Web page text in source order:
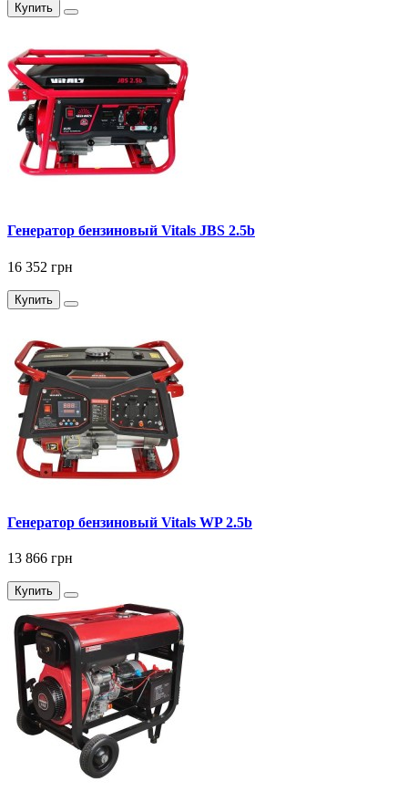
Купить
Генератор бензиновый Vitals JBS 2.5b
16 352 грн
Купить
Генератор бензиновый Vitals WP 2.5b
13 866 грн
Купить